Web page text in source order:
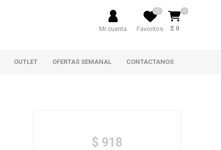
Mi cuenta Favoritos
(0) 0
$ 0
OUTLET OFERTAS SEMANAL CONTACTANOS
$ 918